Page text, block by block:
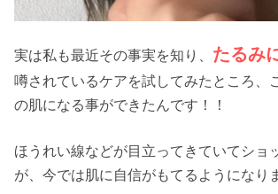
実は私も最近その事実を知り、 たるみ
噂されているケアを試してみたところ、
の肌になる事ができたんです！！
ほうれい線などが目立ってきていてショ
が、今では肌に自信がもてるようになり